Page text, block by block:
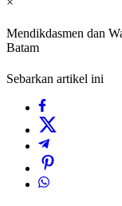
Mendikdasmen dan
Batam
Sebarkan artikel ini